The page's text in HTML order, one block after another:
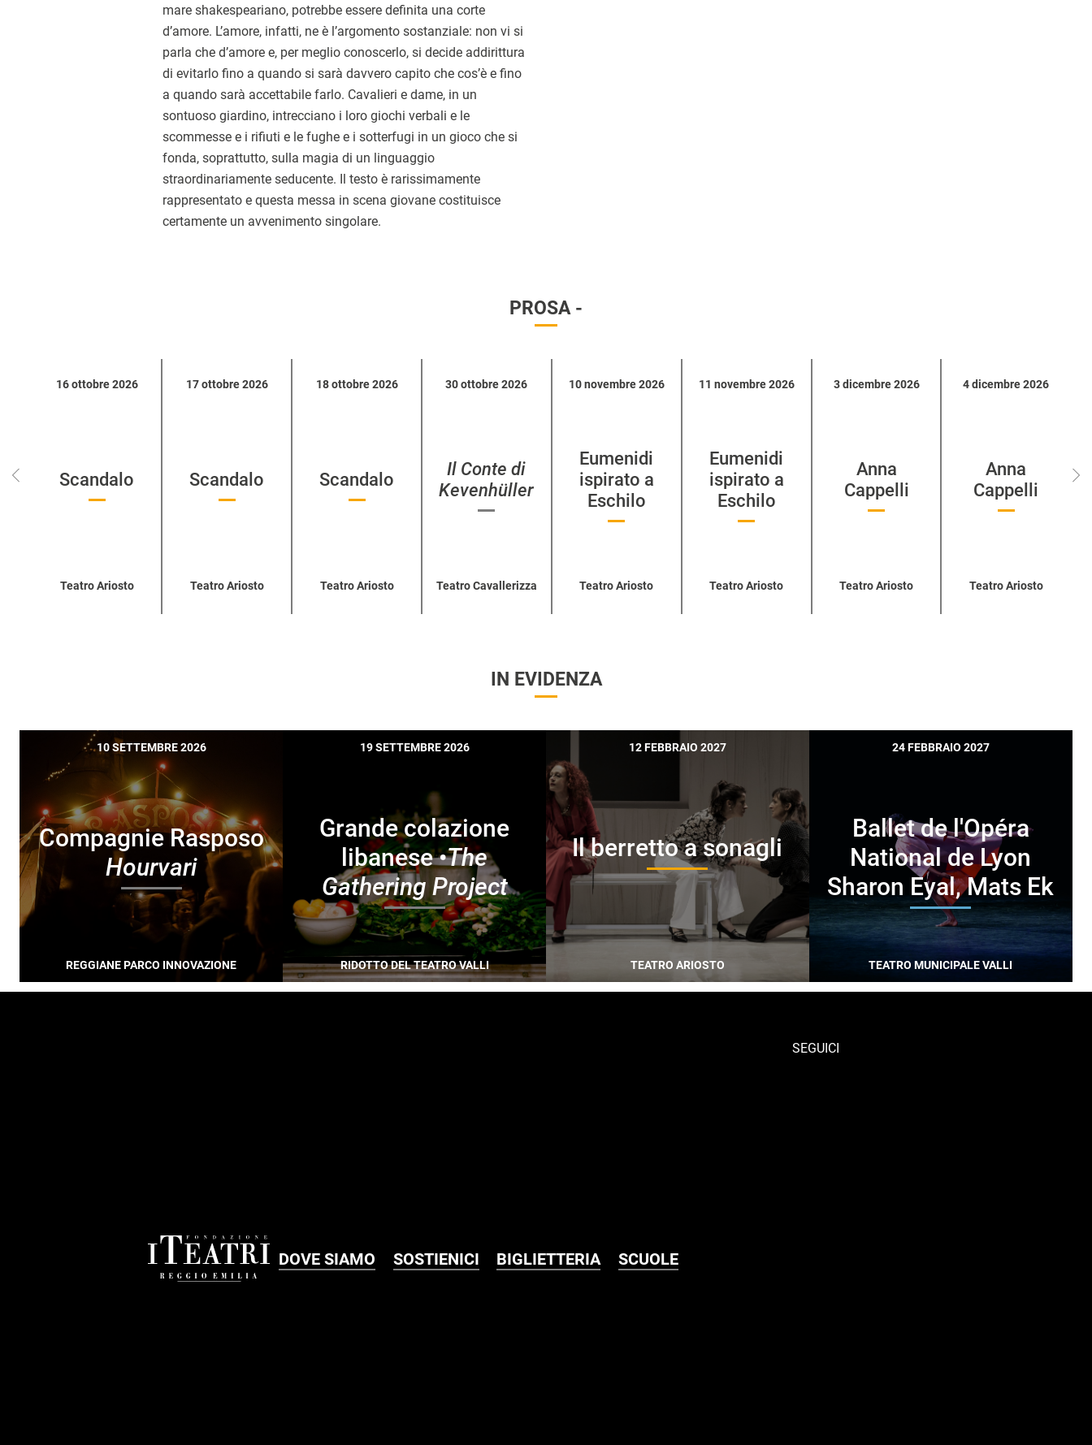
mare shakespeariano, potrebbe essere definita una corte
d’amore. L’amore, infatti, ne è l’argomento sostanziale: non vi si
parla che d’amore e, per meglio conoscerlo, si decide addirittura
di evitarlo fino a quando si sarà davvero capito che cos’è e fino
a quando sarà accettabile farlo. Cavalieri e dame, in un
sontuoso giardino, intrecciano i loro giochi verbali e le
scommesse e i rifiuti e le fughe e i sotterfugi in un gioco che si
fonda, soprattutto, sulla magia di un linguaggio
straordinariamente seducente. Il testo è rarissimamente
rappresentato e questa messa in scena giovane costituisce
certamente un avvenimento singolare.
PROSA -
eventi16 ottobre 2026
Scandalo
Teatro Ariosto
17 ottobre 2026
Scandalo
Teatro Ariosto
18 ottobre 2026
Scandalo
Teatro Ariosto
30 ottobre 2026
Il Conte di
Kevenhüller
Teatro Cavallerizza
10 novembre 2026
Eumenidi
ispirato a
Eschilo
Teatro Ariosto
11 novembre 2026
Eumenidi
ispirato a
Eschilo
Teatro Ariosto
3 dicembre 2026
Anna
Cappelli
Teatro Ariosto
4 dicembre 2026
Anna
Cappelli
Teatro Ariosto
IN EVIDENZA
10 SETTEMBRE 2026
Compagnie Rasposo
Hourvari
REGGIANE PARCO INNOVAZIONE
19 SETTEMBRE 2026
Grande colazione
libanese •The
Gathering Project
RIDOTTO DEL TEATRO VALLI
12 FEBBRAIO 2027
Il berretto a sonagli
TEATRO ARIOSTO
24 FEBBRAIO 2027
Ballet de l'Opéra
National de Lyon
Sharon Eyal, Mats Ek
TEATRO MUNICIPALE VALLI
DOVE SIAMO SOSTIENICI BIGLIETTERIA SCUOLE
SEGUICI